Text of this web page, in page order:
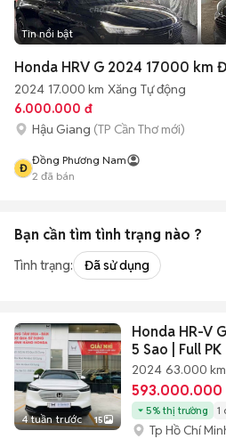
Tin nổi bật
Honda HRV G 2024 17000 km
2024 17.000 km Xăng Tự động
6.000.000 đ
Hậu Giang (TP Cần Thơ mới)
Đ
Đồng Phương Nam
2 đã bán
Bạn cần tìm tình trạng nào ?
Tình trạng: Đã sử dụng
4 tuần trước 15
Honda HR-V
5 Sao | Full PK
2024 63.000 km
593.000.000
5% thị trường 1
Tp Hồ Chí